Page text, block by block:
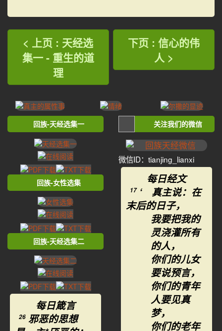
< 上页 : 天经选
集一 - 重生的道
理
下页 : 信心的伟
人 >
回族-天经选集一
回族-女性选集
回族-天经选集二
每日箴言
26 邪恶的思想
关注我们的微信
微信ID：tianjing_lianxi
每日经文
17 ‘ 真主说：在
末后的日子，
我要把我的
灵浇灌所有
的人，
你们的儿女
要说预言，
你们的青年
人要见真
梦，
你们的老年